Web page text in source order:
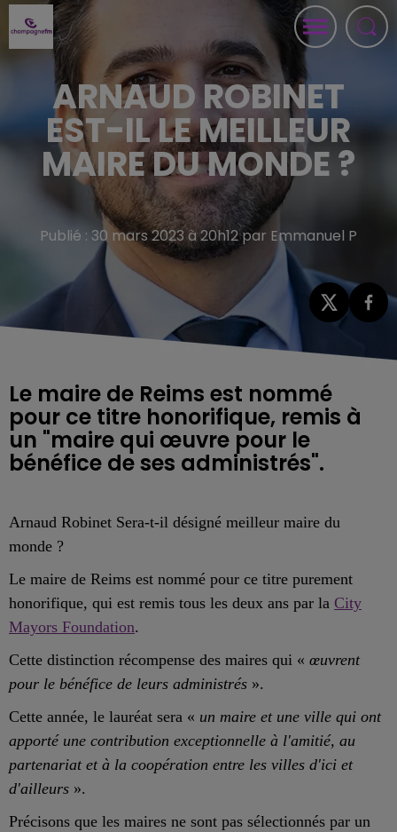
ARNAUD ROBINET
EST-IL LE MEILLEUR
MAIRE DU MONDE ?
Publié : 30 mars 2023 à 20h12 par Emmanuel P
Le maire de Reims est nommé
pour ce titre honorifique, remis à
un "maire qui œuvre pour le
bénéfice de ses administrés".
Arnaud Robinet Sera-t-il désigné meilleur maire du
monde ?
Le maire de Reims est nommé pour ce titre purement
honorifique, qui est remis tous les deux ans par la City
Mayors Foundation.
Cette distinction récompense des maires qui « œuvrent
pour le bénéfice de leurs administrés ».
Cette année, le lauréat sera « un maire et une ville qui ont
apporté une contribution exceptionnelle à l'amitié, au
partenariat et à la coopération entre les villes d'ici et
d'ailleurs ».
Précisons que les maires ne sont pas sélectionnés par un